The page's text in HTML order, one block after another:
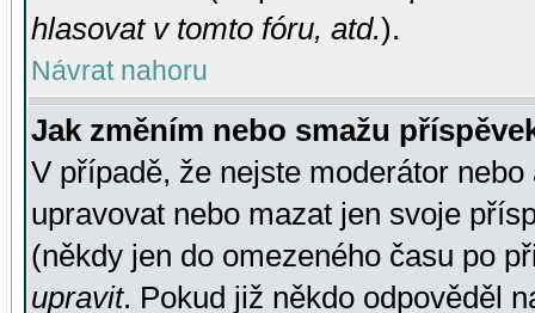
hlasovat v tomto fóru, atd.).
Návrat nahoru
Jak změním nebo smažu
V případě, že nejste moderátor
upravovat nebo mazat jen svoje
(někdy jen do omezeného času po
upravit. Pokud již někdo odpověděl